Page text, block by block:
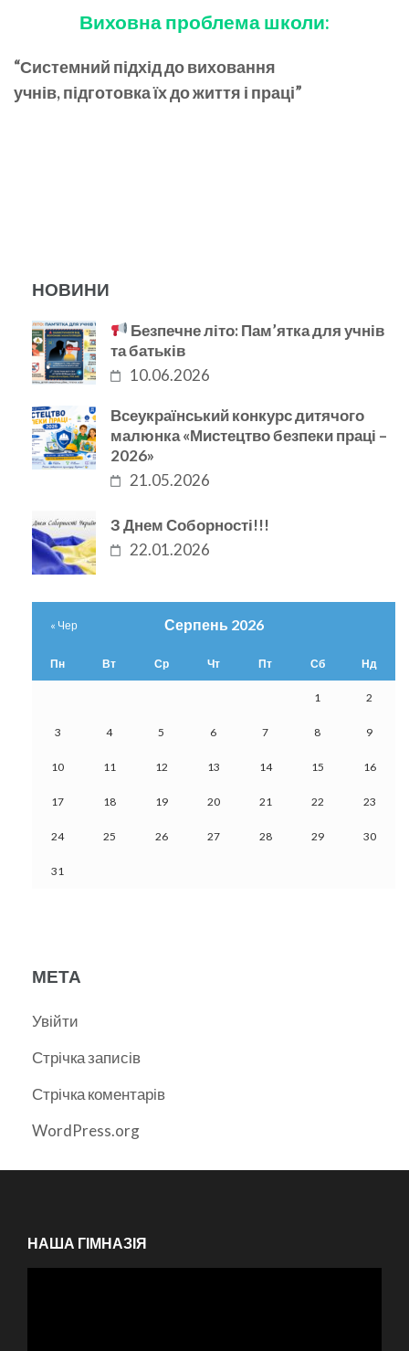
Виховна проблема школи:
“Системний підхід до виховання
учнів, підготовка їх до життя і праці”
НОВИНИ
Безпечне літо: Пам’ятка для учнів
та батьків
10.06.2026
Всеукраїнський конкурс дитячого
малюнка «Мистецтво безпеки праці –
2026»
21.05.2026
З Днем Соборності!!!
22.01.2026
Серпень 2026
Пн Вт Ср Чт Пт Сб Нд
1 2
3 4 5 6 7 8 9
10 11 12 13 14 15 16
17 18 19 20 21 22 23
24 25 26 27 28 29 30
31
« Чер
МЕТА
Увійти
Стрічка записів
Стрічка коментарів
WordPress.org
НАША ГІМНАЗІЯ